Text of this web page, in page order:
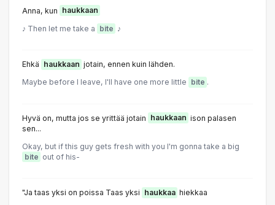
Anna, kun haukkaan
♪ Then let me take a bite ♪
Ehkä haukkaan jotain, ennen kuin lähden.
Maybe before I leave, I'll have one more little bite .
Hyvä on, mutta jos se yrittää jotain haukkaan ison palasen
sen...
Okay, but if this guy gets fresh with you I'm gonna take a big
bite out of his-
"Ja taas yksi on poissa Taas yksi haukkaa hiekkaa